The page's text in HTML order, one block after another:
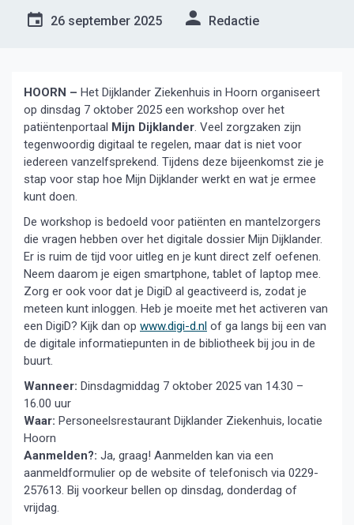
26 september 2025 Redactie
HOORN – Het Dijklander Ziekenhuis in Hoorn organiseert
op dinsdag 7 oktober 2025 een workshop over het
patiëntenportaal Mijn Dijklander. Veel zorgzaken zijn
tegenwoordig digitaal te regelen, maar dat is niet voor
iedereen vanzelfsprekend. Tijdens deze bijeenkomst zie je
stap voor stap hoe Mijn Dijklander werkt en wat je ermee
kunt doen.
De workshop is bedoeld voor patiënten en mantelzorgers
die vragen hebben over het digitale dossier Mijn Dijklander.
Er is ruim de tijd voor uitleg en je kunt direct zelf oefenen.
Neem daarom je eigen smartphone, tablet of laptop mee.
Zorg er ook voor dat je DigiD al geactiveerd is, zodat je
meteen kunt inloggen. Heb je moeite met het activeren van
een DigiD? Kijk dan op www.digi-d.nl of ga langs bij een van
de digitale informatiepunten in de bibliotheek bij jou in de
buurt.
Wanneer: Dinsdagmiddag 7 oktober 2025 van 14.30 –
16.00 uur
Waar: Personeelsrestaurant Dijklander Ziekenhuis, locatie
Hoorn
Aanmelden?: Ja, graag! Aanmelden kan via een
aanmeldformulier op de website of telefonisch via 0229-
257613. Bij voorkeur bellen op dinsdag, donderdag of
vrijdag.